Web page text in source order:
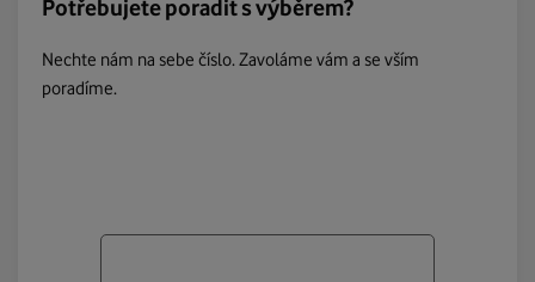
Potřebujete poradit s výběrem?
Nechte nám na sebe číslo. Zavoláme vám a se vším
poradíme.